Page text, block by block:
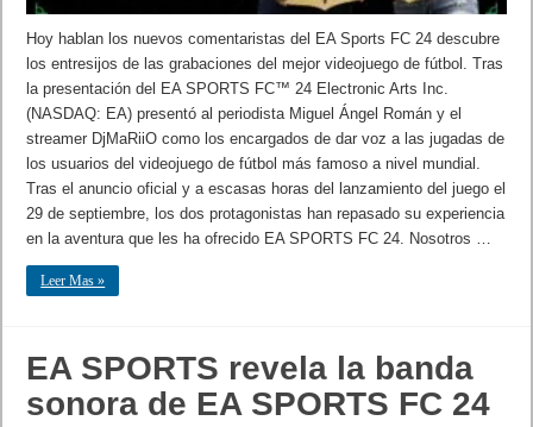
Hoy hablan los nuevos comentaristas del EA Sports FC 24 descubre
los entresijos de las grabaciones del mejor videojuego de fútbol. Tras
la presentación del EA SPORTS FC™ 24 Electronic Arts Inc.
(NASDAQ: EA) presentó al periodista Miguel Ángel Román y el
streamer DjMaRiiO como los encargados de dar voz a las jugadas de
los usuarios del videojuego de fútbol más famoso a nivel mundial.
Tras el anuncio oficial y a escasas horas del lanzamiento del juego el
29 de septiembre, los dos protagonistas han repasado su experiencia
en la aventura que les ha ofrecido EA SPORTS FC 24. Nosotros …
Leer Mas »
EA SPORTS revela la banda
sonora de EA SPORTS FC 24